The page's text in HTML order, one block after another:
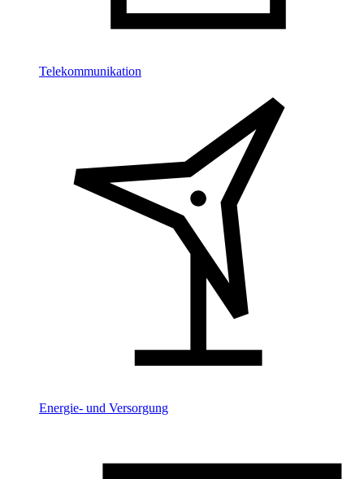
Telekommunikation
Energie- und Versorgung